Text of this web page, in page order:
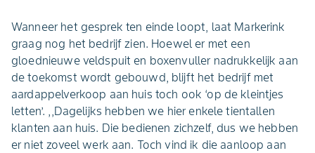
Wanneer het gesprek ten einde loopt, laat Markerink
graag nog het bedrijf zien. Hoewel er met een
gloednieuwe veldspuit en boxenvuller nadrukkelijk aan
de toekomst wordt gebouwd, blijft het bedrijf met
aardappelverkoop aan huis toch ook ‘op de kleintjes
letten’. ,,Dagelijks hebben we hier enkele tientallen
klanten aan huis. Die bedienen zichzelf, dus we hebben
er niet zoveel werk aan. Toch vind ik die aanloop aan